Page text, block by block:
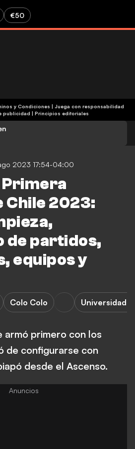
€50
| Aplican Términos y Condiciones | Juega con responsabilidad
publicidad | Principios editoriales
2023 17:54-04:00
Primera
Chile 2023:
de partidos,
equipos y
Colo Colo Universidad
armó primero con los
de configurarse con
desde el Ascenso.